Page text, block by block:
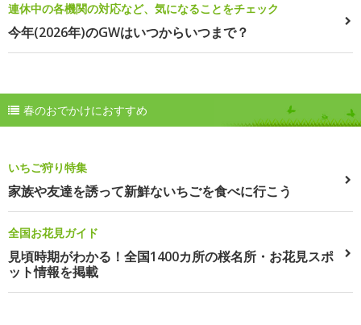
連休中の各機関の対応など、気になることをチェック
今年(2026年)のGWはいつからいつまで？
春のおでかけにおすすめ
いちご狩り特集
家族や友達を誘って新鮮ないちごを食べに行こう
全国お花見ガイド
見頃時期がわかる！全国1400カ所の桜名所・お花見スポ
ット情報を掲載